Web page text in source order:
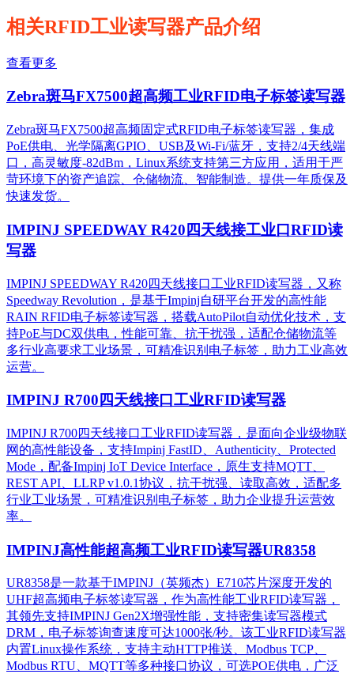
相关RFID工业读写器产品介绍
查看更多
Zebra斑马FX7500超高频工业RFID电子标签读写器
Zebra斑马FX7500超高频固定式RFID电子标签读写器，集成
PoE供电、光学隔离GPIO、USB及Wi-Fi/蓝牙，支持2/4天线端
口，高灵敏度-82dBm，Linux系统支持第三方应用，适用于严
苛环境下的资产追踪、仓储物流、智能制造。提供一年质保及
快速发货。
IMPINJ SPEEDWAY R420四天线接工业口RFID读
写器
IMPINJ SPEEDWAY R420四天线接口工业RFID读写器，又称
Speedway Revolution，是基于Impinj自研平台开发的高性能
RAIN RFID电子标签读写器，搭载AutoPilot自动优化技术，支
持PoE与DC双供电，性能可靠、抗干扰强，适配仓储物流等
多行业高要求工业场景，可精准识别电子标签，助力工业高效
运营。​
IMPINJ R700四天线接口工业RFID读写器
IMPINJ R700四天线接口工业RFID读写器，是面向企业级物联
网的高性能设备，支持Impinj FastID、Authenticity、Protected
Mode，配备Impinj IoT Device Interface，原生支持MQTT、
REST API、LLRP v1.0.1协议，抗干扰强、读取高效，适配多
行业工业场景，可精准识别电子标签，助力企业提升运营效
率。
IMPINJ高性能超高频工业RFID读写器UR8358
UR8358是一款基于IMPINJ（英频杰）E710芯片深度开发的
UHF超高频电子标签读写器，作为高性能工业RFID读写器，
其领先支持IMPINJ Gen2X增强性能，支持密集读写器模式
DRM，电子标签询查速度可达1000张/秒。该工业RFID读写器
内置Linux操作系统，支持主动HTTP推送、Modbus TCP、
Modbus RTU、MQTT等多种接口协议，可选POE供电，广泛